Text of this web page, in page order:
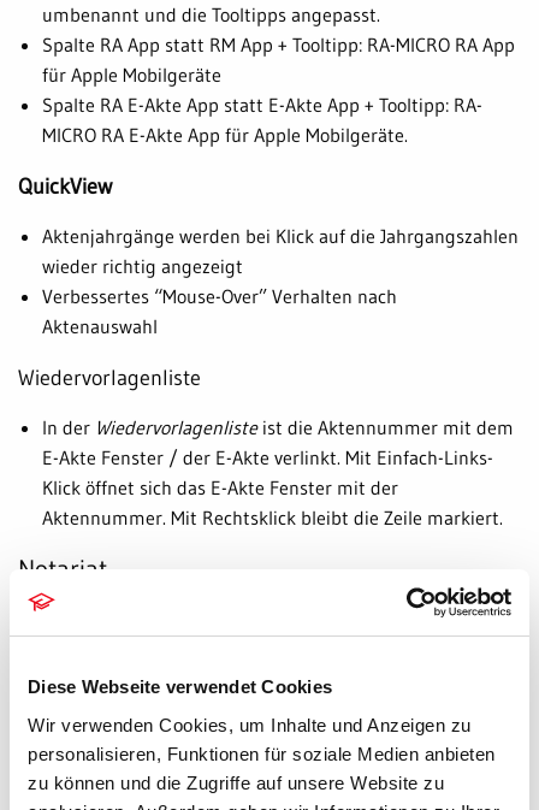
Diese Webseite verwendet Cookies
Wir verwenden Cookies, um Inhalte und Anzeigen zu
personalisieren, Funktionen für soziale Medien anbieten
zu können und die Zugriffe auf unsere Website zu
umbenannt und die Tooltipps angepasst.
Spalte RA App statt RM App + Tooltipp: RA-MICRO RA App
für Apple Mobilgeräte
Spalte RA E-Akte App statt E-Akte App + Tooltipp: RA-
MICRO RA E-Akte App für Apple Mobilgeräte.
QuickView
Aktenjahrgänge werden bei Klick auf die Jahrgangszahlen
wieder richtig angezeigt
Verbessertes “Mouse-Over” Verhalten nach
Aktenauswahl
Wiedervorlagenliste
In der Wiedervorlagenlisteist die Aktennummer mit dem
E-Akte Fenster / der E-Akte verlinkt. Mit Einfach-Links-
Klick öffnet sich das E-Akte Fenster mit der
Aktennummer. Mit Rechtsklick bleibt die Zeile markiert.
Notariat
Verwahrung
Nummer des Verwahrungsbuches verwiesen.
Formulare
Zentrales Vorsorgeregister: Nach dem Erfassen und